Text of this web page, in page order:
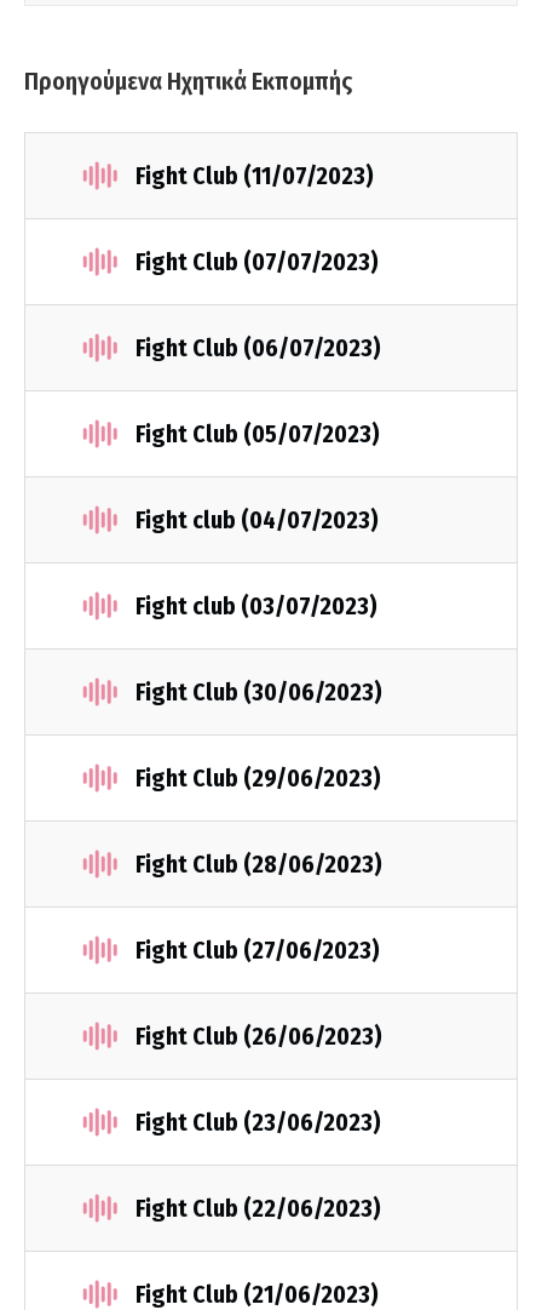
Προηγούμενα Ηχητικά Εκπομπής
Fight Club (11/07/2023)
Fight Club (07/07/2023)
Fight Club (06/07/2023)
Fight Club (05/07/2023)
Fight club (04/07/2023)
Fight club (03/07/2023)
Fight Club (30/06/2023)
Fight Club (29/06/2023)
Fight Club (28/06/2023)
Fight Club (27/06/2023)
Fight Club (26/06/2023)
Fight Club (23/06/2023)
Fight Club (22/06/2023)
Fight Club (21/06/2023)